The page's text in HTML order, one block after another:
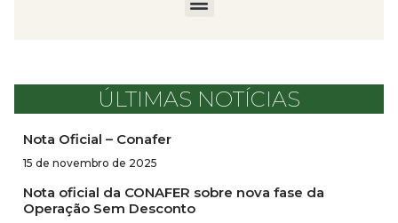
ÚLTIMAS NOTÍCIAS
Nota Oficial – Conafer
15 de novembro de 2025
Nota oficial da CONAFER sobre nova fase da
Operação Sem Desconto